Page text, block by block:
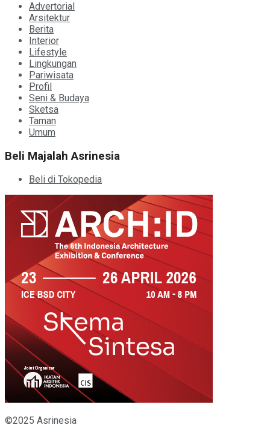
Advertorial
Arsitektur
Berita
Interior
Lifestyle
Lingkungan
Pariwisata
Profil
Seni & Budaya
Sketsa
Taman
Umum
Beli Majalah Asrinesia
Beli di Tokopedia
©2025 Asrinesia